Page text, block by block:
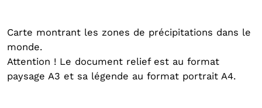
Carte montrant les zones de précipitations dans le
monde.
Attention ! Le document relief est au format
paysage A3 et sa légende au format portrait A4.